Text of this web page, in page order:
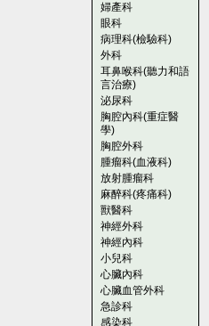
婦產科
眼科
病理科(檢驗科)
外科
耳鼻喉科(聽力和語
言治療)
泌尿科
胸腔內科(重症醫
學)
胸腔外科
腫瘤科(血液科)
放射腫瘤科
麻醉科(疼痛科)
獸醫科
神經外科
神經內科
小兒科
心臟內科
心臟血管外科
急診科
感染科